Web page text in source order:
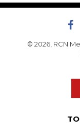
© 2026, RCN